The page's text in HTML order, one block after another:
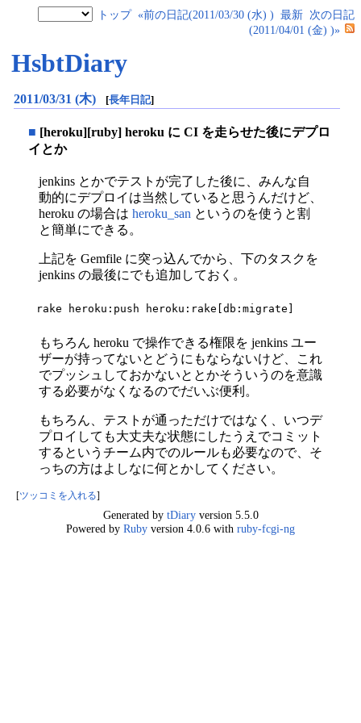
トップ «前の日記(2011/03/30 (水) ) 最新 次の日記
(2011/04/01 (金) )»
HsbtDiary
2011/03/31 (木) [長年日記]
■ [heroku][ruby] heroku に CI を走らせた後にデプロ
イとか
jenkins とかでテストが完了した後に、みんな自
動的にデプロイは当然していると思うんだけど、
heroku の場合は heroku_san というのを使うと割
と簡単にできる。
上記を Gemfile に突っ込んでから、下のタスクを
jenkins の最後にでも追加しておく。
rake heroku:push heroku:rake[db:migrate]
もちろん heroku で操作できる権限を jenkins ユー
ザーが持ってないとどうにもならないけど、これ
でプッシュしておかないととかそういうのを意識
する必要がなくなるのでだいぶ便利。
もちろん、テストが通っただけではなく、いつデ
プロイしても大丈夫な状態にしたうえでコミット
するというチーム内でのルールも必要なので、そ
っちの方はよしなに何とかしてください。
[ツッコミを入れる]
Generated by tDiaryversion 5.5.0
Powered by Ruby version 4.0.6 with ruby-fcgi-ng